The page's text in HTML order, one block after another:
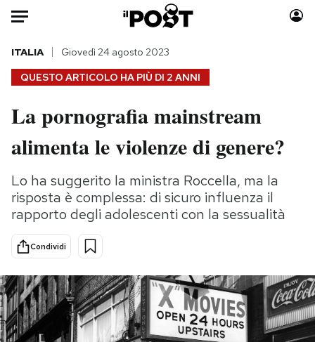
Auto
HOME
Italia
Politica
Tecnologia
Internet
Scienza
Cultura
Economia
Sport
Moda
Consumismi
Storie/Idee
Ok Boomer!
Media
Mondiali calcio 2026
QUESTO ARTICOLO HA PIÙ DI 2 ANNI
ITALIA Giovedì 24 agosto 2023
La pornografia mainstream
alimenta le violenze di genere?
Lo ha suggerito la ministra Roccella, ma la
risposta è complessa: di sicuro influenza il
rapporto degli adolescenti con la sessualità
Condividi